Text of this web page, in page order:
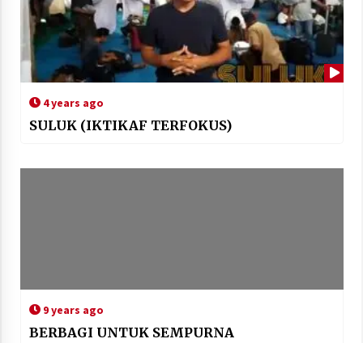
4 years ago
SULUK (IKTIKAF TERFOKUS)
9 years ago
BERBAGI UNTUK SEMPURNA